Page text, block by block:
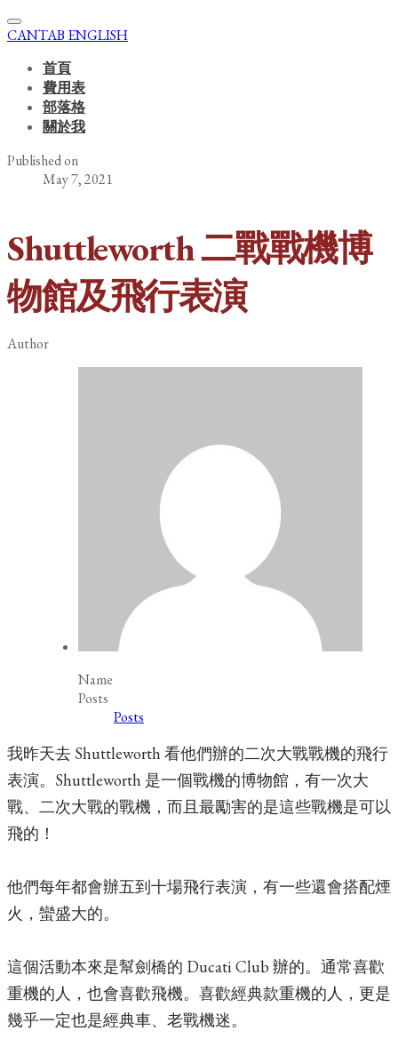
CANTAB ENGLISH
首頁
費用表
部落格
關於我
Published on
May 7, 2021
Shuttleworth 二戰戰機博
物館及飛行表演
Author
Name
Posts
Posts
我昨天去 Shuttleworth 看他們辦的二次大戰戰機的飛行
表演。Shuttleworth 是一個戰機的博物館，有一次大
戰、二次大戰的戰機，而且最勵害的是這些戰機是可以
飛的！
他們每年都會辦五到十場飛行表演，有一些還會搭配煙
火，蠻盛大的。
這個活動本來是幫劍橋的 Ducati Club 辦的。通常喜歡
重機的人，也會喜歡飛機。喜歡經典款重機的人，更是
幾乎一定也是經典車、老戰機迷。